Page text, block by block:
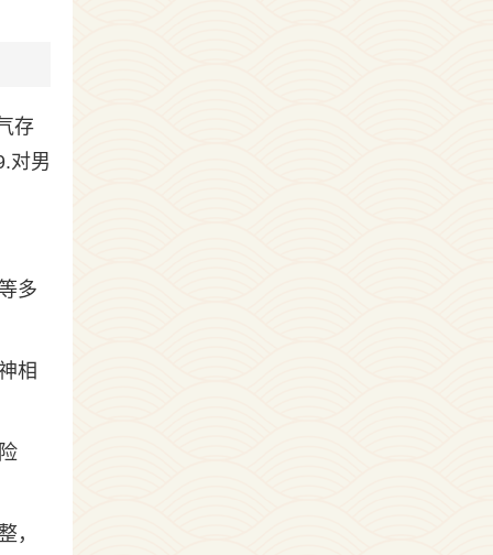
存
对男
多
相
，